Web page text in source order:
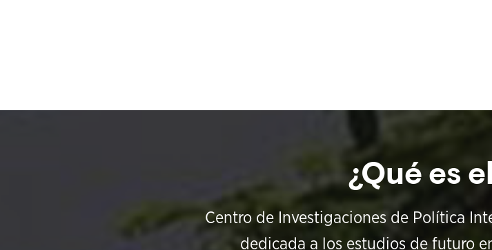
¿Qué es
Centro de Investigaciones de Política
dedicada a los estudios de futuro